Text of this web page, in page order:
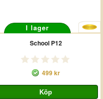
I lager
School P12
499 kr